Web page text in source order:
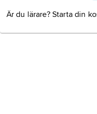
Är du lärare? Starta din